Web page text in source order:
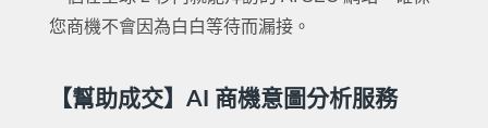
您商機不會因為白白等待而漏接。
【幫助成交】AI 商機意圖分析服務